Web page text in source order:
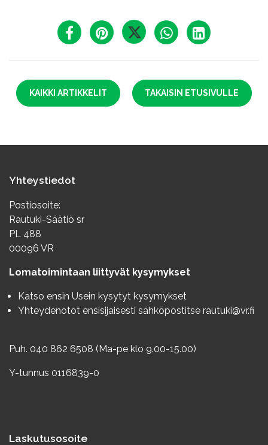
KAIKKI ARTIKKELIT TAKAISIN ETUSIVULLE
Yhteystiedot
Postiosoite:
Rautuki-Säätiö sr
PL 488
00096 VR
Lomatoimintaan liittyvät kysymykset
Katso ensin Usein kysytyt kysymykset
Yhteydenotot ensisijaisesti sähköpostitse rautuki@vr.fi
Puh. 040 862 6508 (Ma-pe klo 9.00-15.00)
Y-tunnus 0116839-0
Laskutusosoite